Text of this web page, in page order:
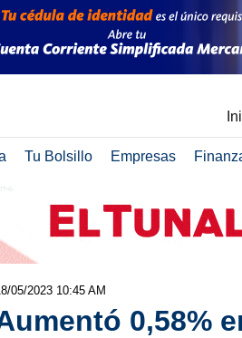
Tu Bolsillo Empresas
05/2023 10:45 AM
0,58%